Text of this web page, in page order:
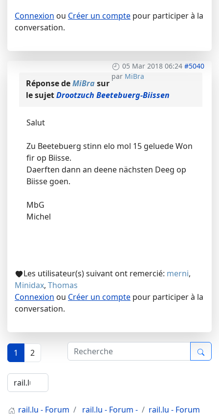
Connexion ou Créer un compte pour participer à la
conversation.
05 Mar 2018 06:24 #5040
par MiBra
Réponse deMiBra sur
le sujetDrootzuch Beetebuerg-Biissen
Salut
Zu Beetebuerg stinn elo mol 15 geluede Won
fir op Biisse.
Daerften dann an deene nächsten Deeg op
Biisse goen.
MbG
Michel
Les utilisateur(s) suivant ont remercié: merni,
Minidax, Thomas
Connexion ou Créer un compte pour participer à la
conversation.
1 2
rail.lu - Forum rail.lu - Forum -
rail.lu - Forum